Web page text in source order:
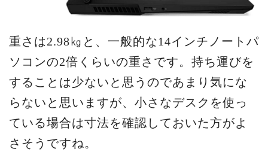
重さは2.98㎏と、一般的な14インチノートパ
ソコンの2倍くらいの重さです。持ち運びを
することは少ないと思うのであまり気にな
らないと思いますが、小さなデスクを使っ
ている場合は寸法を確認しておいた方がよ
さそうですね。